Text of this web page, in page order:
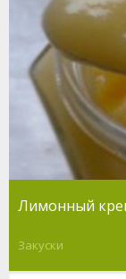
Лимонный
Закуски